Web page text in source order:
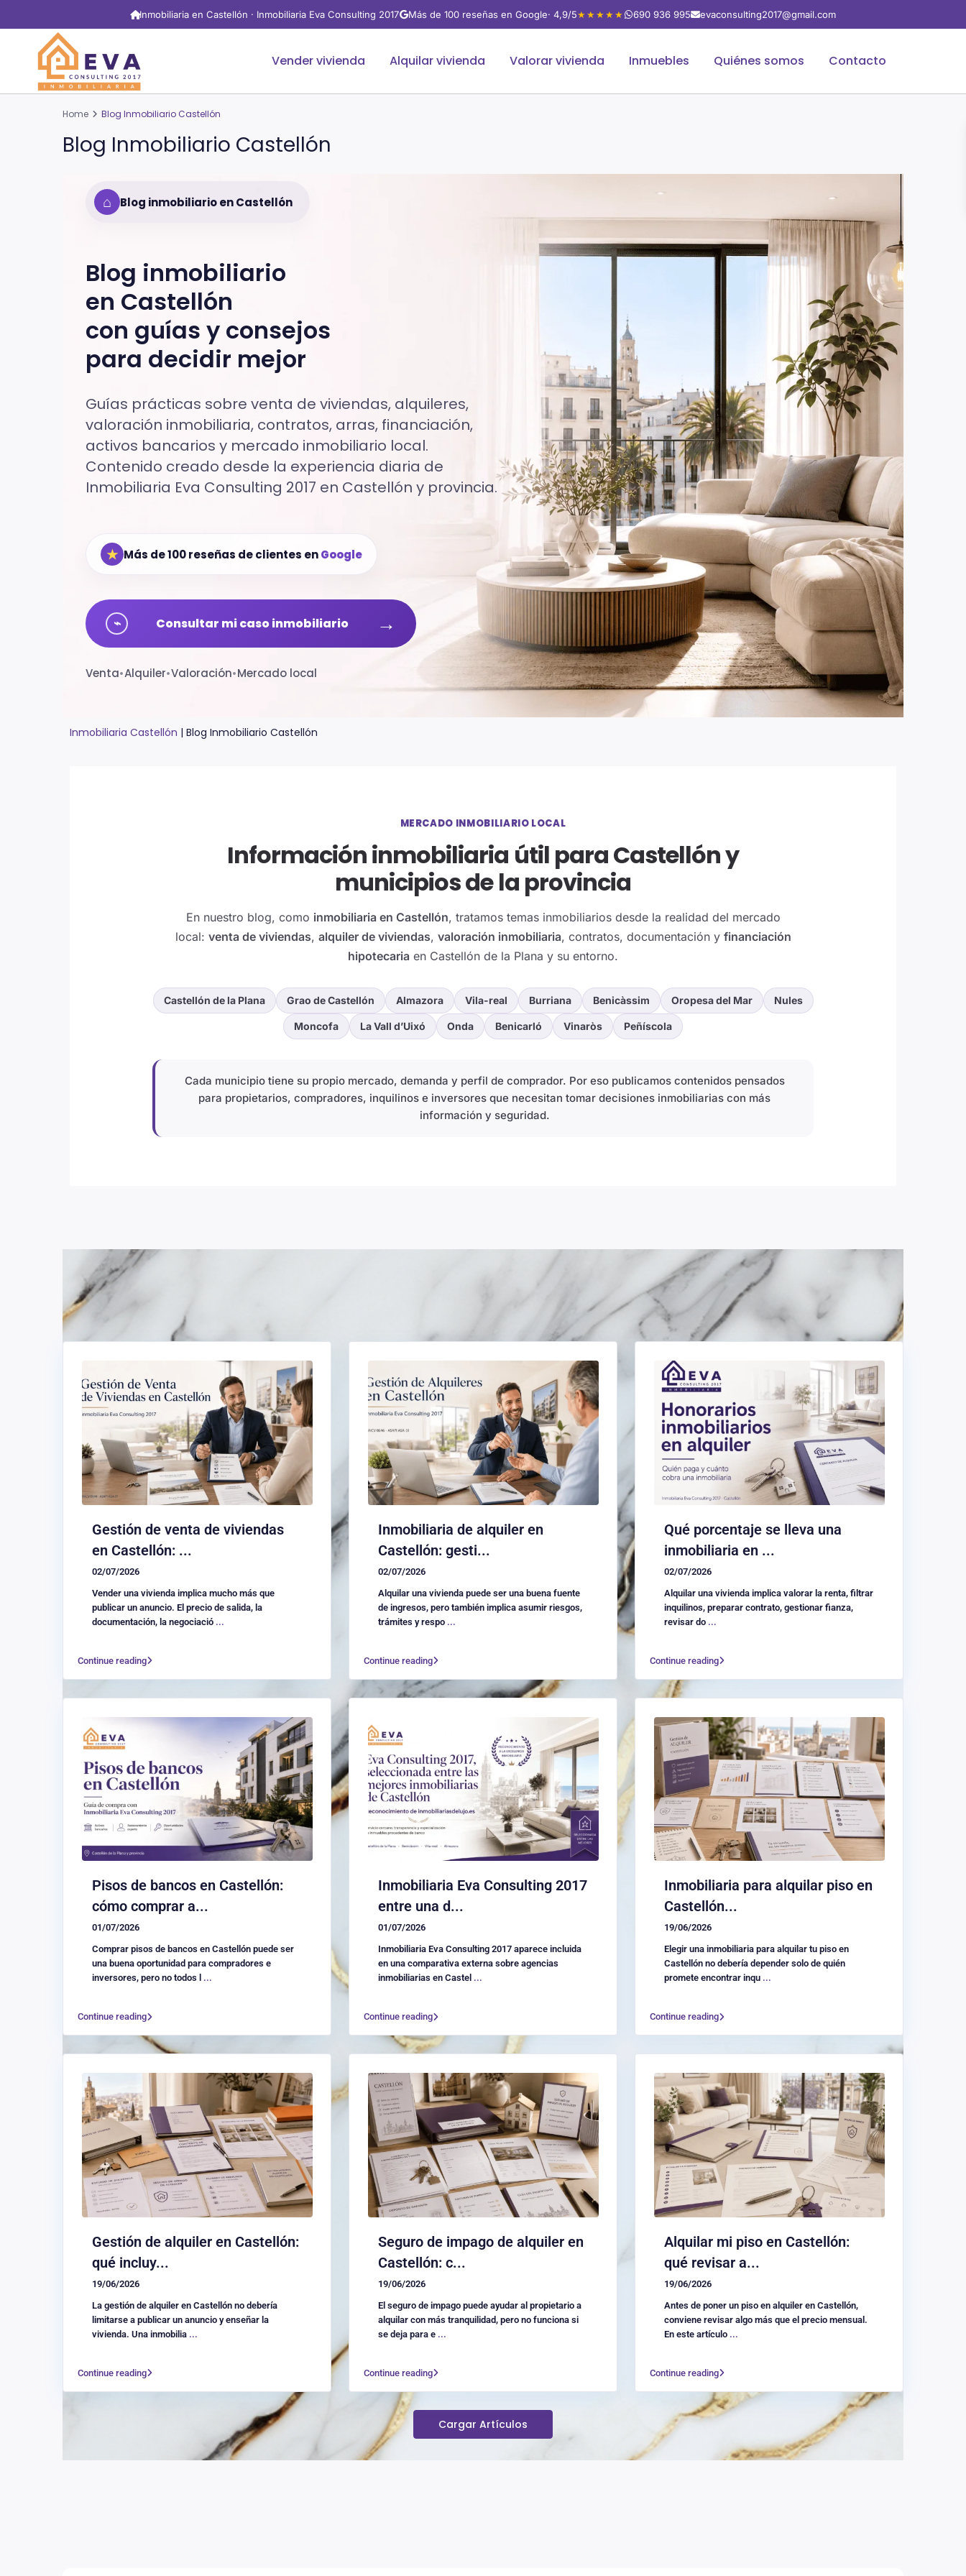
Inmobiliaria en Castellón · Inmobiliaria Eva Consulting 2017 Más de 100 reseñas en Google· 4,9/5★★★★★ 690 936 995 evaconsulting2017@gmail.com
Vender vivienda Alquilar vivienda Valorar vivienda Inmuebles Quiénes somos Contacto
Home Blog Inmobiliario Castellón
Blog Inmobiliario Castellón
⌂ Blog inmobiliario en Castellón
Blog inmobiliario
en Castellón
con guías y consejos
para decidir mejor
Guías prácticas sobre venta de viviendas, alquileres,
valoración inmobiliaria, contratos, arras, financiación,
activos bancarios y mercado inmobiliario local.
Contenido creado desde la experiencia diaria de
Inmobiliaria Eva Consulting 2017 en Castellón y provincia.
★ Más de 100 reseñas de clientes enGoogle
⌁ Consultar mi caso inmobiliario →
Venta•Alquiler•Valoración•Mercado local
Inmobiliaria Castellón | Blog Inmobiliario Castellón
MERCADO INMOBILIARIO LOCAL
Información inmobiliaria útil para Castellón y
municipios de la provincia
En nuestro blog, como inmobiliaria en Castellón, tratamos temas inmobiliarios desde la realidad del mercado
local: venta de viviendas, alquiler de viviendas, valoración inmobiliaria, contratos, documentación y financiación
hipotecaria en Castellón de la Plana y su entorno.
Castellón de la Plana Grao de Castellón Almazora Vila-real Burriana Benicàssim Oropesa del Mar Nules
Moncofa La Vall d’Uixó Onda Benicarló Vinaròs Peñíscola
Cada municipio tiene su propio mercado, demanda y perfil de comprador. Por eso publicamos contenidos pensados
para propietarios, compradores, inquilinos e inversores que necesitan tomar decisiones inmobiliarias con más
información y seguridad.
Gestión de venta de viviendas
en Castellón: ...
02/07/2026
Vender una vivienda implica mucho más que
publicar un anuncio. El precio de salida, la
documentación, la negociació ...
Continue reading
Inmobiliaria de alquiler en
Castellón: gesti...
02/07/2026
Alquilar una vivienda puede ser una buena fuente
de ingresos, pero también implica asumir riesgos,
trámites y respo ...
Continue reading
Qué porcentaje se lleva una
inmobiliaria en ...
02/07/2026
Alquilar una vivienda implica valorar la renta, filtrar
inquilinos, preparar contrato, gestionar fianza,
revisar do ...
Continue reading
Pisos de bancos en Castellón:
cómo comprar a...
01/07/2026
Comprar pisos de bancos en Castellón puede ser
una buena oportunidad para compradores e
inversores, pero no todos l ...
Continue reading
Inmobiliaria Eva Consulting 2017
entre una d...
01/07/2026
Inmobiliaria Eva Consulting 2017 aparece incluida
en una comparativa externa sobre agencias
inmobiliarias en Castel ...
Continue reading
Inmobiliaria para alquilar piso en
Castellón...
19/06/2026
Elegir una inmobiliaria para alquilar tu piso en
Castellón no debería depender solo de quién
promete encontrar inqu ...
Continue reading
Gestión de alquiler en Castellón:
qué incluy...
19/06/2026
La gestión de alquiler en Castellón no debería
limitarse a publicar un anuncio y enseñar la
vivienda. Una inmobilia ...
Continue reading
Seguro de impago de alquiler en
Castellón: c...
19/06/2026
El seguro de impago puede ayudar al propietario a
alquilar con más tranquilidad, pero no funciona si
se deja para e ...
Continue reading
Alquilar mi piso en Castellón:
qué revisar a...
19/06/2026
Antes de poner un piso en alquiler en Castellón,
conviene revisar algo más que el precio mensual.
En este artículo ...
Continue reading
Cargar Artículos